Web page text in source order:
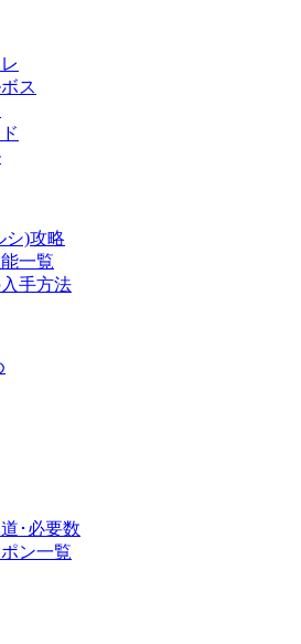
ス
シ)攻略
一覧
手方法
･必要数
ン一覧